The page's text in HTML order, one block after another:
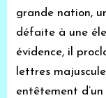
grande nation,
défaite à une
évidence, il
lettres
entêtement